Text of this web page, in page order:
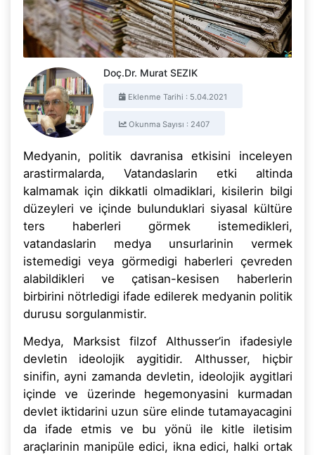
Doç.Dr. Murat SEZIK
Eklenme Tarihi : 5.04.2021
Okunma Sayısı : 2407
Medyanin, politik davranisa etkisini inceleyen
arastirmalarda, Vatandaslarin etki altinda
kalmamak için dikkatli olmadiklari, kisilerin bilgi
düzeyleri ve içinde bulunduklari siyasal kültüre
ters haberleri görmek istemedikleri,
vatandaslarin medya unsurlarinin vermek
istemedigi veya görmedigi haberleri çevreden
alabildikleri ve çatisan-kesisen haberlerin
birbirini nötrledigi ifade edilerek medyanin politik
durusu sorgulanmistir.
Medya, Marksist filzof Althusser’in ifadesiyle
devletin ideolojik aygitidir. Althusser, hiçbir
sinifin, ayni zamanda devletin, ideolojik aygitlari
içinde ve üzerinde hegemonyasini kurmadan
devlet iktidarini uzun süre elinde tutamayacagini
da ifade etmis ve bu yönü ile kitle iletisim
araçlarinin manipüle edici, ikna edici, halki ortak